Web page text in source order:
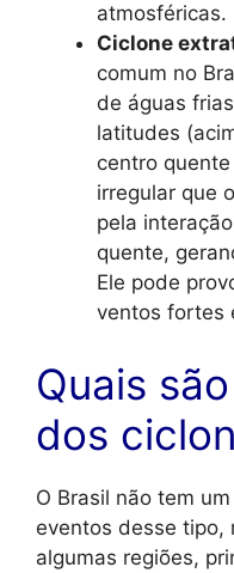
atmosféricas.
Ciclone
comum no
de águas
latitudes
centro
irregular que
pela
quente,
Ele pode
ventos fortes
Quais
dos
O Brasil não tem
eventos desse tipo,
algumas regiões,